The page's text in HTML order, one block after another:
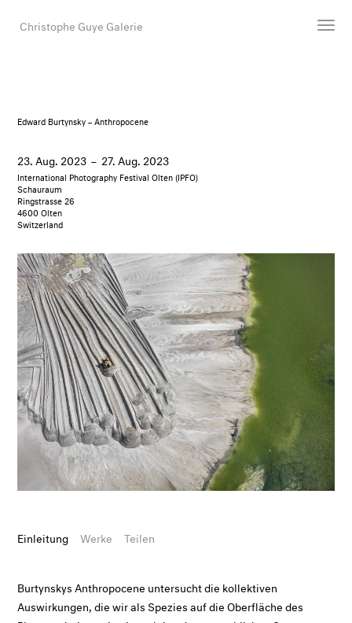
Christophe Guye Galerie
Suche
Edward Burtynsky – Anthropocene
23. Aug. 2023 – 27. Aug. 2023
International Photography Festival Olten (IPFO)
Schauraum
Ringstrasse 26
4600 Olten
Switzerland
Einleitung Werke Teilen
Burtynskys Anthropocene untersucht die kollektiven
Auswirkungen, die wir als Spezies auf die Oberfläche des